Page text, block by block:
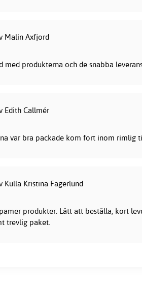
Malin Axfjord
med produkterna och de snabba
Edith Callmér
var bra packade kom fort inom rimlig
Kulla Kristina Fagerlund
produkter. Lätt att beställa, kort
trevlig paket.